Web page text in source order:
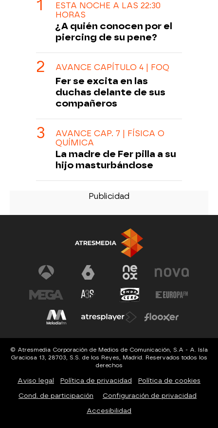
ESTA NOCHE A LAS 22:30
HORAS
¿A quién conocen por el
piercing de su pene?
AVANCE CAPÍTULO 4 | FOQ
Fer se excita en las
duchas delante de sus
compañeros
AVANCE CAP. 7 | FÍSICA O
QUÍMICA
La madre de Fer pilla a su
hijo masturbándose
© Atresmedia Corporación de Medios de Comunicación, S.A - A. Isla
Graciosa 13, 28703, S.S. de los Reyes, Madrid. Reservados todos los
derechos
Aviso legal Política de privacidad Política de cookies
Cond. de participación Configuración de privacidad
Accesibilidad